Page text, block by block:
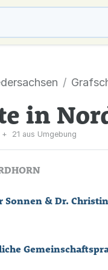
in
+ 21 aus Umgebung
Sonnen & Dr.